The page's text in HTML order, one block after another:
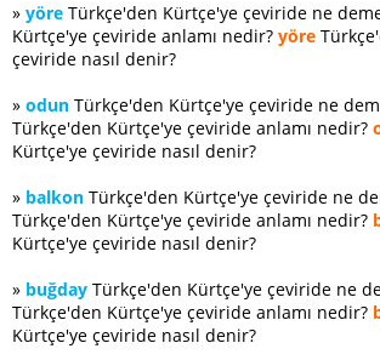
» yöre Türkçe'den Kürtçe'ye çeviride ne
Kürtçe'ye çeviride anlamı nedir? yöre
çeviride nasıl denir?
» odun Türkçe'den Kürtçe'ye çeviride ne
Türkçe'den Kürtçe'ye çeviride anlamı nedir?
Kürtçe'ye çeviride nasıl denir?
» balkon Türkçe'den Kürtçe'ye çeviride ne
Türkçe'den Kürtçe'ye çeviride anlamı nedir?
Kürtçe'ye çeviride nasıl denir?
» buğday Türkçe'den Kürtçe'ye çeviride ne
Türkçe'den Kürtçe'ye çeviride anlamı nedir?
Kürtçe'ye çeviride nasıl denir?